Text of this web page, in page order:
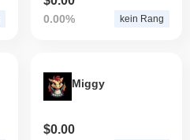
0.00% kein Rang
Miggy
$0.00